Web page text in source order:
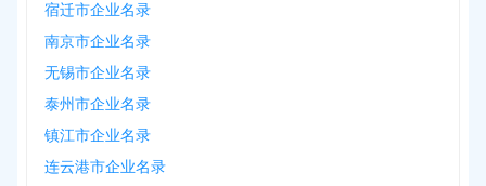
宿迁市企业名录
南京市企业名录
无锡市企业名录
泰州市企业名录
镇江市企业名录
连云港市企业名录